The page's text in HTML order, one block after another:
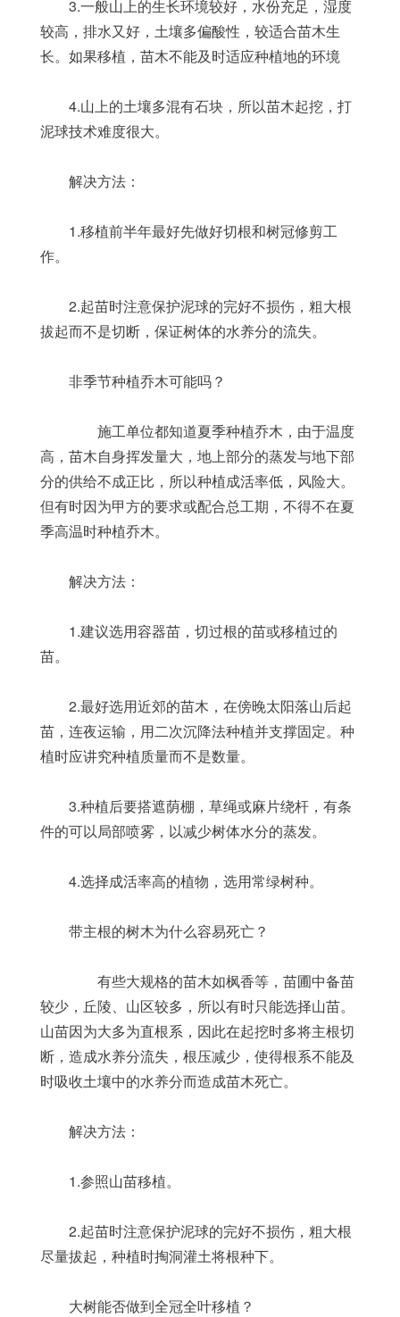
较高，排水又好，土壤多偏酸性，较适合苗木生
长。如果移植，苗木不能及时适应种植地的环境
泥球技术难度很大。
	解决方法：
作。
拔起而不是切断，保证树体的水养分的流失。
	非季节种植乔木可能吗？
高，苗木自身挥发量大，地上部分的蒸发与地下部
分的供给不成正比，所以种植成活率低，风险大。
但有时因为甲方的要求或配合总工期，不得不在夏
季高温时种植乔木。
	解决方法：
苗。
苗，连夜运输，用二次沉降法种植并支撑固定。种
植时应讲究种植质量而不是数量。
件的可以局部喷雾，以减少树体水分的蒸发。
	4.选择成活率高的植物，选用常绿树种。
	带主根的树木为什么容易死亡？
较少，丘陵、山区较多，所以有时只能选择山苗。
山苗因为大多为直根系，因此在起挖时多将主根切
断，造成水养分流失，根压减少，使得根系不能及
时吸收土壤中的水养分而造成苗木死亡。
	解决方法：
	1.参照山苗移植。
尽量拔起，种植时掏洞灌土将根种下。
	大树能否做到全冠全叶移植？